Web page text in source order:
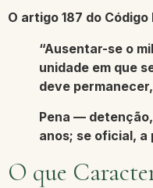
O artigo 187 do
“Ausentar-se o
unidade em que
deve
Pena —
anos; se oficial, a
O que